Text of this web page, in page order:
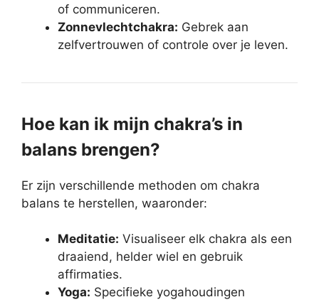
of communiceren.
Zonnevlechtchakra: Gebrek aan
zelfvertrouwen of controle over je leven.
Hoe kan ik mijn chakra’s in
balans brengen?
Er zijn verschillende methoden om chakra
balans te herstellen, waaronder:
Meditatie: Visualiseer elk chakra als een
draaiend, helder wiel en gebruik
affirmaties.
Yoga: Specifieke yogahoudingen